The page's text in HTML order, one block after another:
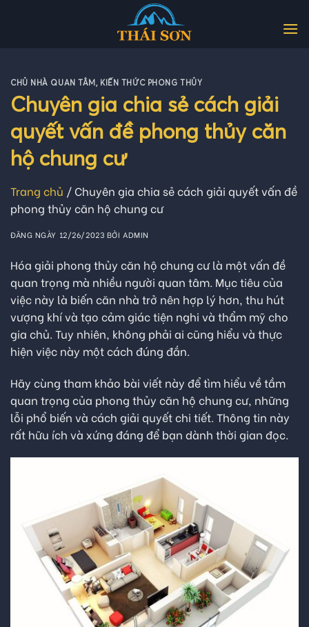
CHỦ NHÀ QUAN TÂM, KIẾN THỨC PHONG THỦY
Chuyên gia chia sẻ cách giải
quyết vấn đề phong thủy căn
hộ chung cư
Trang chủ / Chuyên gia chia sẻ cách giải quyết vấn đề
phong thủy căn hộ chung cư
ĐĂNG NGÀY 12/26/2023 BỞIADMIN
Hóa giải phong thủy căn hộ chung cư là một vấn đề
quan trọng mà nhiều người quan tâm. Mục tiêu của
việc này là biến căn nhà trở nên hợp lý hơn, thu hút
vượng khí và tạo cảm giác tiện nghi và thẩm mỹ cho
gia chủ. Tuy nhiên, không phải ai cũng hiểu và thực
hiện việc này một cách đúng đắn.
Hãy cùng tham khảo bài viết này để tìm hiểu về tầm
quan trọng của phong thủy căn hộ chung cư, những
lỗi phổ biến và cách giải quyết chi tiết. Thông tin này
rất hữu ích và xứng đáng để bạn dành thời gian đọc.